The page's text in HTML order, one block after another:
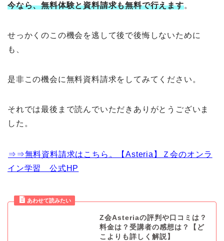
今なら、無料体験と資料請求も無料で行えます。
せっかくのこの機会を逃して後で後悔しないために
も、
是非この機会に無料資料請求をしてみてください。
それでは最後まで読んでいただきありがとうございま
した。
⇒⇒無料資料請求はこちら。【Asteria】Ｚ会のオンラ
イン学習 公式HP
Z会Asteriaの評判や口コミは？
料金は？受講者の感想は？【ど
こよりも詳しく解説】